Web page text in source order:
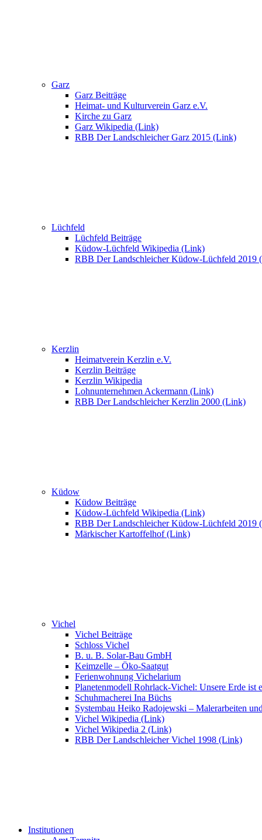
Garz
Garz Beiträge
Heimat- und Kulturverein Garz e.V.
Kirche zu Garz
Garz Wikipedia (Link)
RBB Der Landschleicher Garz 2015 (Link)
Lüchfeld
Lüchfeld Beiträge
Küdow-Lüchfeld Wikipedia (Link)
RBB Der Landschleicher Küdow-Lüchfeld 2019
Kerzlin
Heimatverein Kerzlin e.V.
Kerzlin Beiträge
Kerzlin Wikipedia
Lohnunternehmen Ackermann (Link)
RBB Der Landschleicher Kerzlin 2000 (Link)
Küdow
Küdow Beiträge
Küdow-Lüchfeld Wikipedia (Link)
RBB Der Landschleicher Küdow-Lüchfeld 2019
Märkischer Kartoffelhof (Link)
Vichel
Vichel Beiträge
Schloss Vichel
B. u. B. Solar-Bau GmbH
Keimzelle – Öko-Saatgut
Ferienwohnung Vichelarium
Planetenmodell Rohrlack-Vichel: Unsere Erde ist
Schuhmacherei Ina Büchs
Systembau Heiko Radojewski – Malerarbeiten
Vichel Wikipedia (Link)
Vichel Wikipedia 2 (Link)
RBB Der Landschleicher Vichel 1998 (Link)
Institutionen